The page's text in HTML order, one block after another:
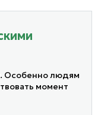
Особенно людям
момент